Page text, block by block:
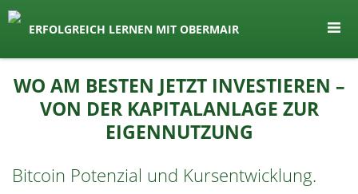
ERFOLGREICH LERNEN MIT OBERMAIR
Inhalt
springen
WO AM BESTEN JETZT INVESTIEREN –
VON DER KAPITALANLAGE ZUR
EIGENNUTZUNG
Bitcoin Potenzial und Kursentwicklung.